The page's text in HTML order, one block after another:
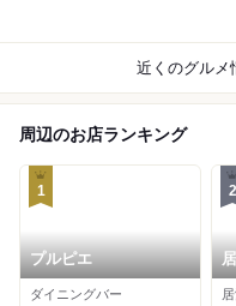
近くのグルメ
周辺のお店ランキング
1
プルピエ
ダイニングバー
2